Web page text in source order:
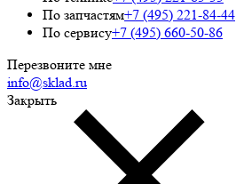
По запчастям+7 (495) 221-84-44
По сервису+7 (495) 660-50-86
Перезвоните мне
info@sklad.ru
Закрыть